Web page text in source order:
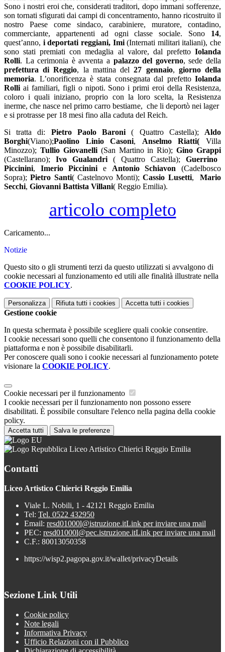
Sono i nostri eroi che, considerati traditori, dopo immani sofferenze,
son tornati sfigurati dai campi di concentramento, hanno ricostruito il
nostro Paese come sindaco, carabiniere, muratore, contadino,
commerciante, appartenenti ad ogni classe sociale. Sono 14,
quest’anno, i deportati reggiani, Imi(Internati militari italiani), che
sono stati premiati con medaglia al valore, dal prefetto Iolanda
Rolli. La cerimonia è avventa a palazzo del governo, sede della
prefettura di Reggio, la mattina del27 gennaio, giorno della
memoria. L’onorificenza è stata consegnata dal prefetto Iolanda
Rolli ai familiari, figli o nipoti. Sono i primi eroi della Resistenza,
coloro i quali iniziano, proprio con la loro scelta, la Resistenza
inerme, che nasce nel primo carro bestiame, che li deportò nei lager
e si protrasse per 18 mesi fino alla caduta del Reich.
Si tratta di: Pietro Paolo Baroni ( Quattro Castella); Aldo
Borghi(Viano);Paolino Linio Casoni, Anselmo Riatti( Villa
Minozzo); Tullio Giovanelli(San Martino in Rio);Gino Grappi
(Castellarano); Ivo Gualandri ( Quattro Castella); Guerrino
Piccinini, Imerio Piccinini e Antonio Schiavon (Cadelbosco
Sopra);Pietro Santi( Castelnovo Monti);Cassio Lusetti, Mario
Secchi, Giovanni Battista Villani( Reggio Emilia).
articolo completo
Caricamento...
Notizie
Questo sito o gli strumenti terzi da questo utilizzati si avvalgono di
cookie necessari al funzionamento ed utili alle finalità illustrate nella
COOKIE POLICY.
Personalizza Rifiuta tutti i cookies Accetta tutti i cookies
Gestione cookie
In questa schermata è possibile scegliere quali cookie consentire.
I cookie necessari sono quelli che consentono il funzionamento della
piattaforma e non è possibile disabilitarli.
Per conoscere quali sono i cookie necessari al funzionamento potete
visionare la COOKIE POLICY.
Cookie necessari per il funzionamento
I cookie necessari per il funzionamento non possono essere
disabilitati. È possibile consultare l'elenco nella pagina della cookie
policy.
Accetta tutti Salva le preferenze
Liceo Artistico Chierici Reggio Emilia
Contatti
Liceo Artistico Chierici Reggio Emilia
Viale L. Nobili, 1 - 42121 Reggio Emilia
Tel: Tel. 0522 432950
Email: resd01000l@istruzione.itLink per inviare una mail
PEC: resd01000l@pec.istruzione.itLink per inviare una mail
C.F.: 80013050358
https://wisp2.pagopa.gov.it/wallet/privacyDetails
Sezione Link Utili
Cookie policy
Note legali
Informativa Privacy
Ufficio Relazioni con il Pubblico